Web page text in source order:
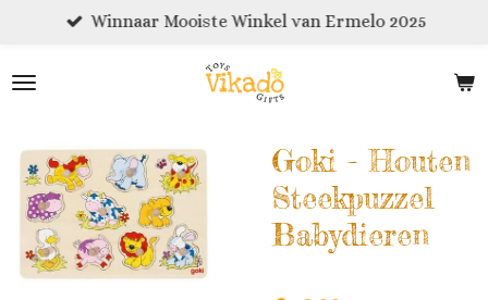
naar
Winnaar Mooiste Winkel van Ermelo 2025
Goki - Houten
Steekpuzzel
Babydieren